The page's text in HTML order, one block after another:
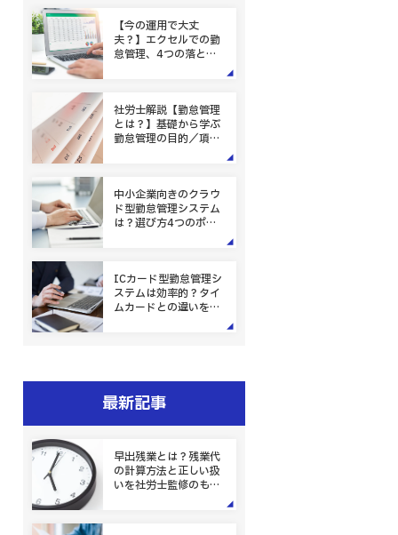
【今の運用で大丈
夫？】エクセルでの勤
怠管理、4つの落とし
社労士解説【勤怠管理
とは？】基礎から学ぶ
勤怠管理の目的／項目
中小企業向きのクラウ
ド型勤怠管理システム
は？選び方4つのポイ
ICカード型勤怠管理シ
ステムは効率的？タイ
ムカードとの違いを解
最新記事
早出残業とは？残業代
の計算方法と正しい扱
いを社労士監修のもと